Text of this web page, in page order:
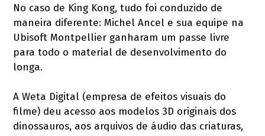
No caso de King Kong, tudo foi conduzido de
maneira diferente: Michel Ancel e sua equipe na
Ubisoft Montpellier ganharam um passe livre
para todo o material de desenvolvimento do
longa.
A Weta Digital (empresa de efeitos visuais do
filme) deu acesso aos modelos 3D originais dos
dinossauros, aos arquivos de áudio das criaturas,